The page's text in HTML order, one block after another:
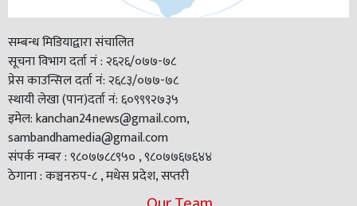
सम्बन्ध मिडियाद्वारा संचालित
सूचना विभाग दर्ता नं : २६२६/०७७-७८
प्रेस काउन्सिल दर्ता नं: २६८३/०७७-७८
स्थायी लेखा (पान)दर्ता नं: ६०९९९२७३५
इमेल: kanchan24news@gmail.com,
sambandhamedia@gmail.com
संपर्क नम्बर : ९८०७७८८९५० , ९८०७७६७६४४
ठेगाना : कञ्चनरुप-८ , मधेस प्रदेश, सप्तरी